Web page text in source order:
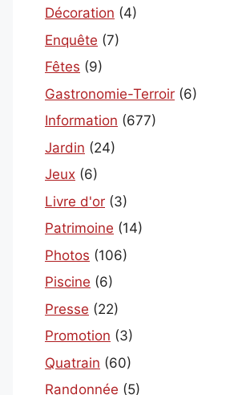
Décoration (4)
Enquête (7)
Fêtes (9)
Gastronomie-Terroir (6)
Information (677)
Jardin (24)
Jeux (6)
Livre d'or (3)
Patrimoine (14)
Photos (106)
Piscine (6)
Presse (22)
Promotion (3)
Quatrain (60)
Randonnée (5)